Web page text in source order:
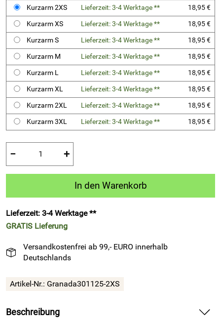
Kurzarm 2XS
Lieferzeit: 3-4 Werktage **
18,95 €
Kurzarm XS
Lieferzeit: 3-4 Werktage **
18,95 €
Kurzarm S
Lieferzeit: 3-4 Werktage **
18,95 €
Kurzarm M
Lieferzeit: 3-4 Werktage **
18,95 €
Kurzarm L
Lieferzeit: 3-4 Werktage **
18,95 €
Kurzarm XL
Lieferzeit: 3-4 Werktage **
18,95 €
Kurzarm 2XL
Lieferzeit: 3-4 Werktage **
18,95 €
Kurzarm 3XL
Lieferzeit: 3-4 Werktage ** 18,95 €
− +
In den Warenkorb
Lieferzeit: 3-4 Werktage **
GRATIS Lieferung
Versandkostenfrei ab 99,- EURO innerhalb
Deutschlands
Artikel-Nr.: Granada301125-2XS
Beschreibung